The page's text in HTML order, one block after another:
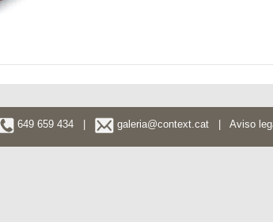
649 659 434 | galeria@context.cat Aviso